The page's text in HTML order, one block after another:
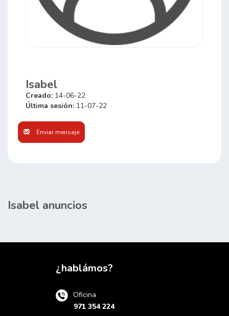
Isabel
Creado: 14-06-22
Última sesión: 11-07-22
Enviar mensaje
Isabel anuncios
¿hablámos?
Oficina
971 354 224